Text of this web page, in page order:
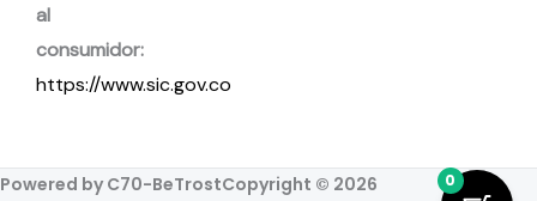
al
consumidor:
https://www.sic.gov.co
Powered by C70-BeTrostCopyright © 2026 0